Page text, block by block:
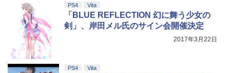
PS4 Vita
「BLUE REFLECTION 幻に舞う少女の
剣」、岸田メル氏のサイン会開催決定
2017年3月22日
PS4 Vita